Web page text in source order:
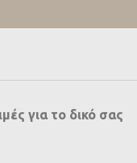
για το δικό σας